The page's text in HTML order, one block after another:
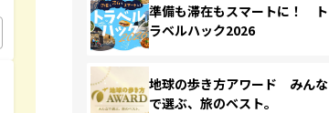
準備も滞在もスマートに！ ト
ラベルハック2026
地球の歩き方アワード みんな
で選ぶ、旅のベスト。